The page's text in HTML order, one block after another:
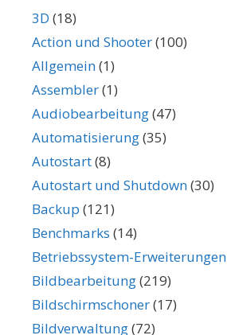
3D (18)
Action und Shooter(100)
Allgemein(1)
Assembler(1)
Audiobearbeitung(47)
Automatisierung(35)
Autostart(8)
Autostart und Shutdown(30)
Backup (121)
Benchmarks (14)
Betriebssystem-Erweiterungen
Bildbearbeitung(219)
Bildschirmschoner(17)
Bildverwaltung(72)